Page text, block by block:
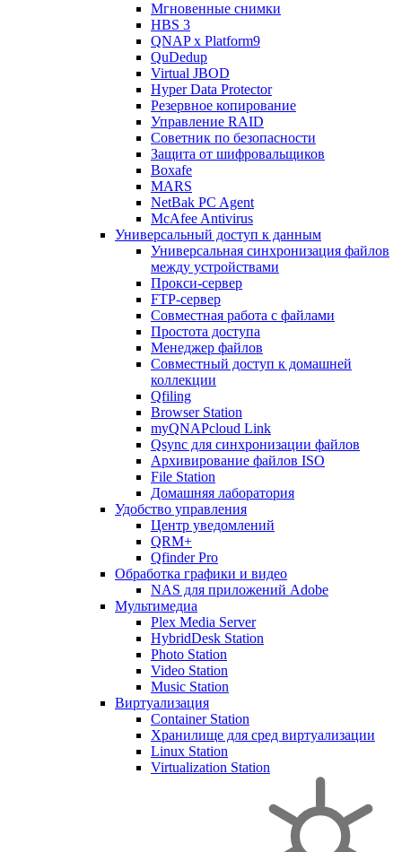
Мгновенные снимки
HBS 3
QNAP x Platform9
QuDedup
Virtual JBOD
Hyper Data Protector
Резервное копирование
Управление RAID
Советник по безопасности
Защита от шифровальщиков
Boxafe
MARS
NetBak PC Agent
McAfee Antivirus
Универсальный доступ к данным
Универсальная синхронизация файлов
между устройствами
Прокси-сервер
FTP-сервер
Совместная работа с файлами
Простота доступа
Менеджер файлов
Совместный доступ к домашней
коллекции
Qfiling
Browser Station
myQNAPcloud Link
Qsync для синхронизации файлов
Архивирование файлов ISO
File Station
Домашняя лаборатория
Удобство управления
Центр уведомлений
QRM+
Qfinder Pro
Обработка графики и видео
NAS для приложений Adobe
Мультимедиа
Plex Media Server
HybridDesk Station
Photo Station
Video Station
Music Station
Виртуализация
Container Station
Хранилище для сред виртуализации
Linux Station
Virtualization Station